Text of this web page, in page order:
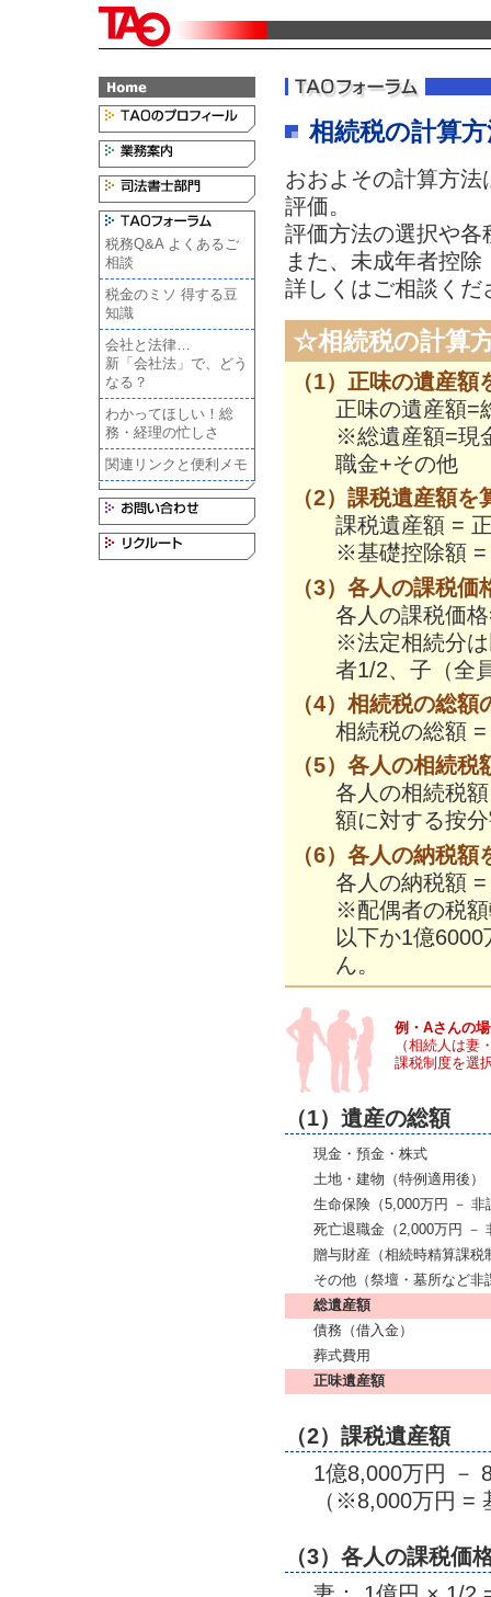
相続税の計算
おおよその計算方
評価。
評価方法の選択や各
また、未成年者控
詳しくはご相談くだ
☆相続税の計算
（1）正味の遺産額
正味の遺産額=
※総遺産額=現
職金+その他
（2）課税遺産額を
課税遺産額 =
※基礎控除額 =
（3）各人の課税
各人の課税価
※法定相続分
者1/2、子（全
（4）相続税の総額
相続税の総額
（5）各人の相続税
各人の相続税
額に対する按
（6）各人の納税額
各人の納税額
※配偶者の税
以下か1億
ん。
例・Aさんの
（相続人は
課税制度を選
（1）遺産の総額
現金・預金・株式
土地・建物（特例適用後）
生命保険（5,000万円 － 非
死亡退職金（2,000万円 －
贈与財産（相続時精算課税
その他（祭壇・墓所など非
総遺産額
債務（借入金）
葬式費用
正味遺産額
（2）課税遺産額
1億8,000万円 －
（※8,000万円 =
（3）各人の課税価
税務Q&A よくあるご
相談
税金のミソ 得する豆
知識
会社と法律…
新「会社法」で、どう
なる？
わかってほしい！総
務・経理の忙しさ
関連リンクと便利メモ